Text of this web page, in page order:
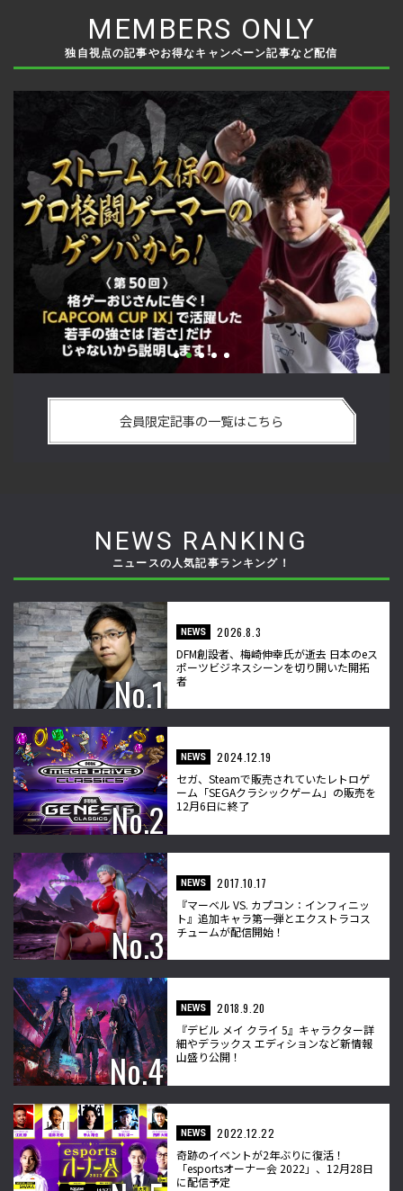
MEMBERS ONLY
独自視点の記事やお得なキャンペーン記事など配信
の強さは 「若さ」だけじゃないから説明します！【ストーム
久保のプロ格闘ゲーマーのゲンバから！ 第50回】
会員限定記事の一覧はこちら
NEWS RANKING
ニュースの人気記事ランキング！
NEWS
2026.8.3
DFM創設者、梅崎伸幸氏が逝去 日本のeス
ポーツビジネスシーンを切り開いた開拓
者
NEWS
2024.12.19
セガ、Steamで販売されていたレトロゲ
ーム「SEGAクラシックゲーム」の販売を
12月6日に終了
NEWS
2017.10.17
『マーベル VS. カプコン：インフィニッ
ト』追加キャラ第一弾とエクストラコス
チュームが配信開始！
NEWS
2018.9.20
『デビル メイ クライ 5』キャラクター詳
細やデラックス エディションなど新情報
山盛り公開！
NEWS
2022.12.22
奇跡のイベントが2年ぶりに復活！
「esportsオーナー会 2022」、12月28日
に配信予定